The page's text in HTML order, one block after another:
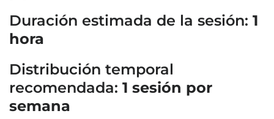
Duración estimada de la sesión: 1
hora
Distribución temporal
recomendada: 1 sesión por
semana